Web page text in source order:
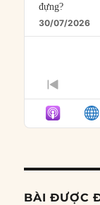
đựng?
30/07/2026
BÀI ĐƯỢC